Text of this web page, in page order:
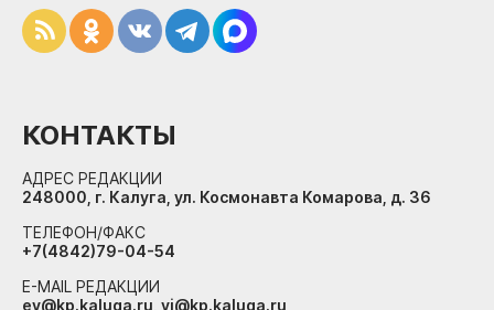
КОНТАКТЫ
АДРЕС РЕДАКЦИИ
248000, г. Калуга, ул. Космонавта Комарова, д. 36
ТЕЛЕФОН/ФАКС
+7(4842)79-04-54
E-MAIL РЕДАКЦИИ
ev@kp.kaluga.ru, vi@kp.kaluga.ru